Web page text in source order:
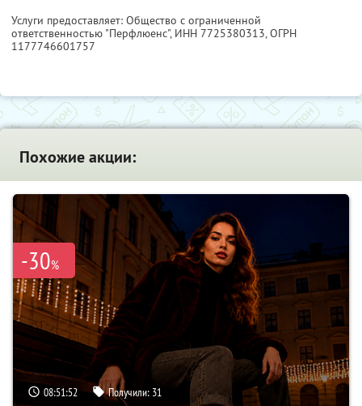
Услуги предоставляет: Общество с ограниченной
ответственностью "Перфлюенс", ИНН 7725380313, ОГРН
1177746601757
Похожие акции:
-30%
08:51:51 Получили: 31